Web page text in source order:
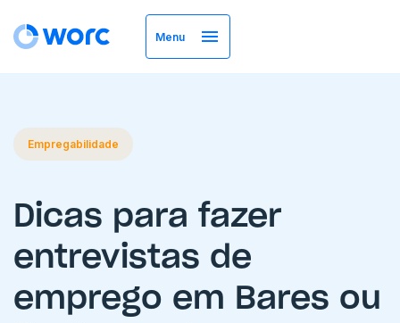
Menu
Empregabilidade
Dicas para fazer
entrevistas de
emprego em Bares ou